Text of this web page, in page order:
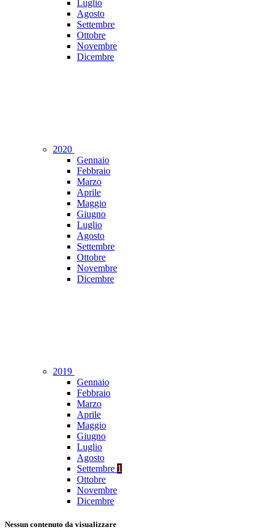
Luglio
Agosto
Settembre
Ottobre
Novembre
Dicembre
2020
Gennaio
Febbraio
Marzo
Aprile
Maggio
Giugno
Luglio
Agosto
Settembre
Ottobre
Novembre
Dicembre
2019
Gennaio
Febbraio
Marzo
Aprile
Maggio
Giugno
Luglio
Agosto
Settembre 1
Ottobre
Novembre
Dicembre
Nessun contenuto da visualizzare